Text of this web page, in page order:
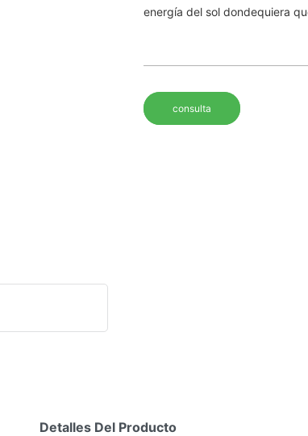
energía del sol dondequiera
consulta
Detalles Del Producto